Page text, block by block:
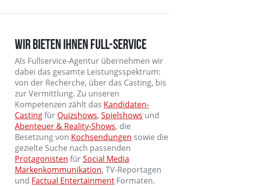
WIR BIETEN IHNEN FULL-SERVICE
Als Fullservice-Agentur übernehmen wir
dabei das gesamte Leistungsspektrum:
von der Recherche, über das Casting, bis
zur Vermittlung. Zu unseren
Kompetenzen zählt das Kandidaten-
Castingfür Quizshows, Spielshows und
Abenteuer & Reality-Shows, die
Besetzung von Kochsendungen sowie die
gezielte Suche nach passenden
Protagonisten fürSocial Media
Markenkommunikation, TV-Reportagen
und Factual Entertainment Formaten.